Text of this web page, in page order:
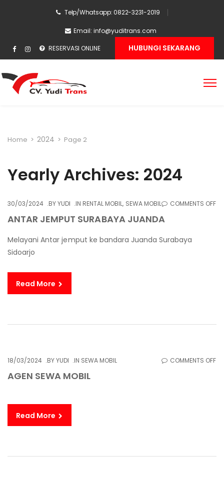
Telp/Whatsapp: 0822-3231-2019
Email: info@yuditrans.com
RESERVASI ONLINE HUBUNGI SEKARANG
Home > 2024 > Page 2
Yearly Archives: 2024
30/03/2024 BYYUDI IN RENTAL MOBIL, SEWA MOBIL COMMENTS OFFON
ANTAR JEMPUT SURABAYA JUANDA
Melayani Antar jemput ke bandara Juanda Surabaya
Sidoarjo
Read More
18/03/2024 BYYUDI IN SEWA MOBIL COMMENTS OFFON
AGEN SEWA MOBIL
Read More